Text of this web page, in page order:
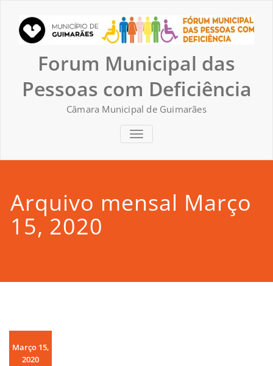
content
Forum Municipal das
Pessoas com Deficiência
Câmara Municipal de Guimarães
TOGGLE NAVIGATION
Arquivo mensal Março
15, 2020
Março 15,
2020